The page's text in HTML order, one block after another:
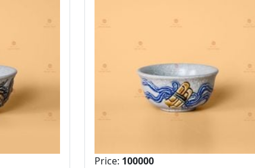
Price: 100000